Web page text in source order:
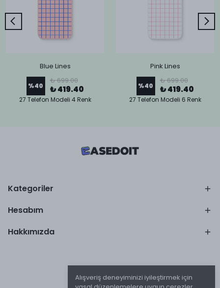
Alışveriş deneyiminizi iyileştirmek için
Blue Lines
%40
₺ 699.00
₺ 419.40
27 Telefon Modeli 4 Renk
Pink Lines
%40
₺ 699.00
₺ 419.40
27 Telefon Modeli 6 Renk
Kategoriler
Hesabım
Hakkımızda